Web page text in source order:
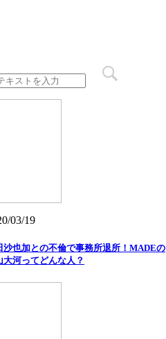
03/19
沙也加との不倫で事務所退所！MADEの
大河ってどんな人？